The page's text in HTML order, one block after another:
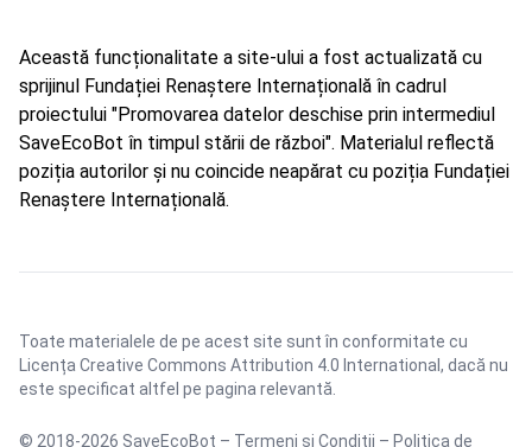
Această funcționalitate a site-ului a fost actualizată cu
sprijinul Fundației Renaștere Internațională în cadrul
proiectului "Promovarea datelor deschise prin intermediul
SaveEcoBot în timpul stării de război". Materialul reflectă
poziția autorilor și nu coincide neapărat cu poziția Fundației
Renaștere Internațională.
Toate materialele de pe acest site sunt în conformitate cu
Licența Creative Commons Attribution 4.0 International , dacă nu
este specificat altfel pe pagina relevantă.
© 2018-2026 SaveEcoBot – Termeni și Condiții – Politica de